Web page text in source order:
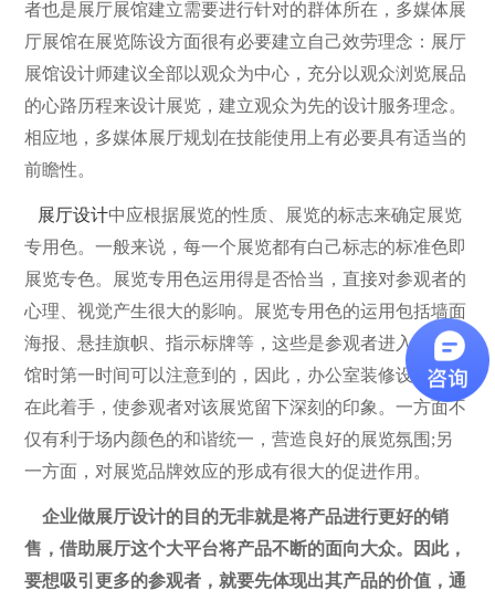
者也是展厅展馆建立需要进行针对的群体所在，多媒体展
厅展馆在展览陈设方面很有必要建立自己效劳理念：展厅
展馆设计师建议全部以观众为中心，充分以观众浏览展品
的心路历程来设计展览，建立观众为先的设计服务理念。
相应地，多媒体展厅规划在技能使用上有必要具有适当的
前瞻性。
展厅设计中应根据展览的性质、展览的标志来确定展览
专用色。一般来说，每一个展览都有白己标志的标准色即
展览专色。展览专用色运用得是否恰当，直接对参观者的
心理、视觉产生很大的影响。展览专用色的运用包括墙面
海报、悬挂旗帜、指示标牌等，这些是参观者进入会展场
馆时第一时间可以注意到的，因此，办公室装修设计师要
在此着手，使参观者对该展览留下深刻的印象。一方面不
仅有利于场内颜色的和谐统一，营造良好的展览氛围;另
一方面，对展览品牌效应的形成有很大的促进作用。
企业做展厅设计的目的无非就是将产品进行更好的销
售，借助展厅这个大平台将产品不断的面向大众。因此，
要想吸引更多的参观者，就要先体现出其产品的价值，通